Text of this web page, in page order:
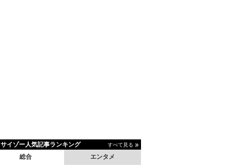
サイゾー人気記事ランキング すべて見る
エンタメ
総合